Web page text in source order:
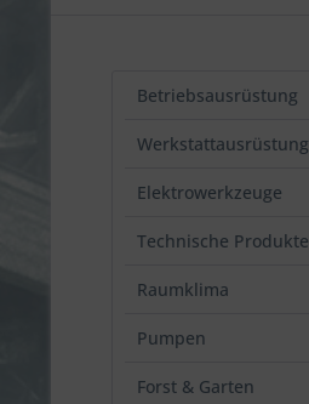
Betriebsausrüstung
Werkstattausrüstung
Elektrowerkzeuge
Technische Produkte
Raumklima
Pumpen
Forst & Garten